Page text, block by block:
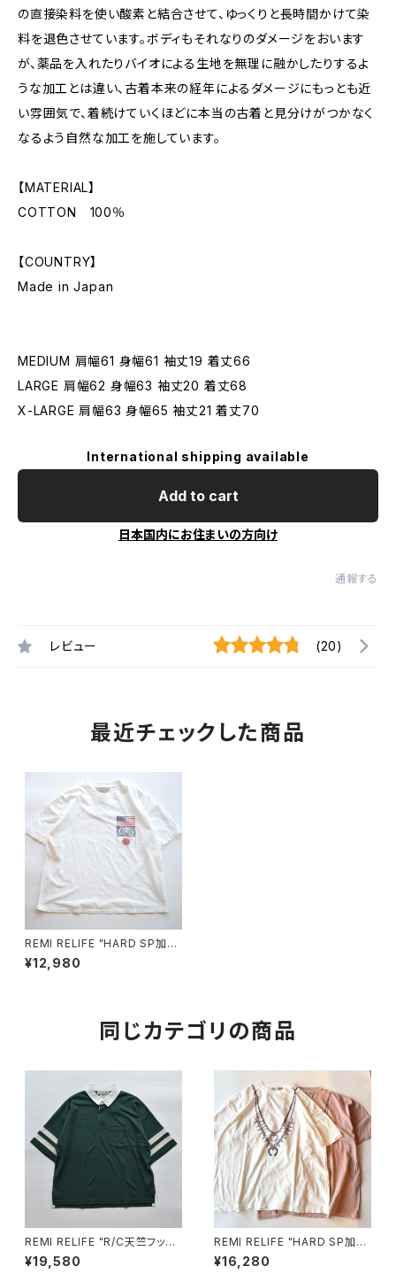
の直接染料を使い酸素と結合させて、ゆっくりと長時間かけて染
料を退色させています。ボディもそれなりのダメージをおいます
が、薬品を入れたりバイオによる生地を無理に融かしたりするよ
うな加工とは違い、古着本来の経年によるダメージにもっとも近
い雰囲気で、着続けていくほどに本当の古着と見分けがつかなく
なるよう自然な加工を施しています。
【MATERIAL】
COTTON 100％
【COUNTRY】
Made in Japan
MEDIUM 肩幅61 身幅61 袖丈19 着丈66
LARGE 肩幅62 身幅63 袖丈20 着丈68
X-LARGE 肩幅63 身幅65 袖丈21 着丈70
International shipping available
Add to cart
日本国内にお住まいの方向け
通報する
レビュー (20)
最近チェックした商品
REMI RELIFE "HARD SP加工
20/天竺BIGサイズ T(WORLD
TOUR88)"
¥12,980
同じカテゴリの商品
REMI RELIFE "R/C天竺フット
ボールS/Sシャツ(11)"
¥19,580
REMI RELIFE "HARD SP加工
20/天竺BIGサイズT(naja)"
¥16,280